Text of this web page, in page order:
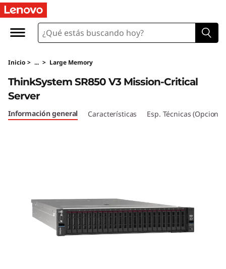
T
h
n
k
S
Inicio > ... > Large Memory
ThinkSystem SR850 V3 Mission-Critical
Server
Información general Características Esp. Técnicas